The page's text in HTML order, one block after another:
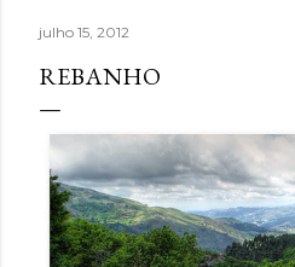
julho 15, 2012
REBANHO